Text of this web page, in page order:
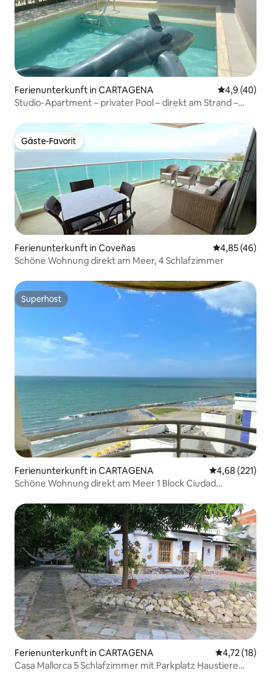
Ferienunterkunft in CARTAGENA
4,9 (40)
Studio-Apartment – privater Pool – direkt am Strand –
Gäste-Favorit
Gäste-Favorit
Ferienunterkunft in Coveñas
4,85 (46)
Schöne Wohnung direkt am Meer, 4 Schlafzimmer
Superhost
Superhost
Ferienunterkunft in CARTAGENA
4,68 (221)
Schöne Wohnung direkt am Meer 1 Block Ciudad
Ferienunterkunft in CARTAGENA
4,72 (18)
Casa Mallorca 5 Schlafzimmer mit Parkplatz Haustiere